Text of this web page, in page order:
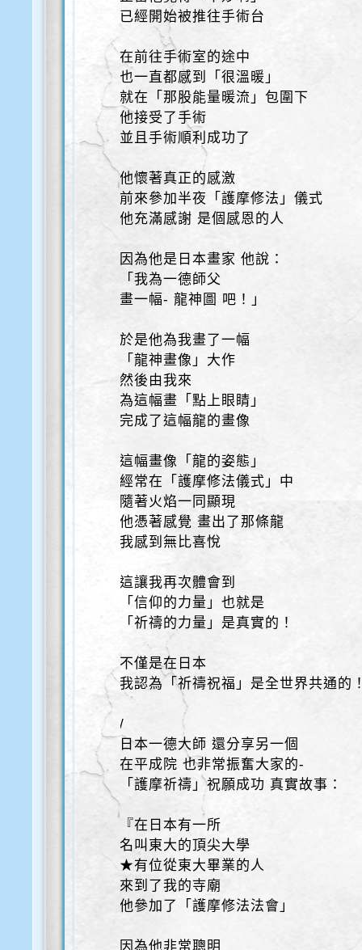
已經開始被推往手術台
在前往手術室的途中
也一直都感到「很溫暖」
就在「那股能量暖流」包圍下
他接受了手術
並且手術順利成功了
他懷著真正的感激
前來參加半夜「護摩修法」儀式
他充滿感謝 是個感恩的人
因為他是日本畫家 他說：
「我為一德師父
畫一幅- 龍神圖 吧！」
於是他為我畫了一幅
「龍神畫像」大作
然後由我來
為這幅畫「點上眼睛」
完成了這幅龍的畫像
這幅畫像「龍的姿態」
經常在「護摩修法儀式」中
隨著火焰一同顯現
他憑著感覺 畫出了那條龍
我感到無比喜悅
這讓我再次體會到
「信仰的力量」也就是
「祈禱的力量」是真實的！
不僅是在日本
我認為「祈禱祝福」是全世界共通的
/
日本一德大師 還分享另一個
在平成院 也非常振奮大家的-
「護摩祈禱」祝願成功 真實故事：
『在日本有一所
名叫東大的頂尖大學
★有位從東大畢業的人
來到了我的寺廟
他參加了「護摩修法法會」
因為他非常聰明